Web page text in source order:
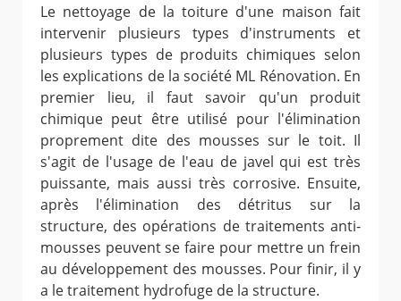
Le nettoyage de la toiture d'une maison fait
intervenir plusieurs types d'instruments et
plusieurs types de produits chimiques selon
les explications de la société ML Rénovation. En
premier lieu, il faut savoir qu'un produit
chimique peut être utilisé pour l'élimination
proprement dite des mousses sur le toit. Il
s'agit de l'usage de l'eau de javel qui est très
puissante, mais aussi très corrosive. Ensuite,
après l'élimination des détritus sur la
structure, des opérations de traitements anti-
mousses peuvent se faire pour mettre un frein
au développement des mousses. Pour finir, il y
a le traitement hydrofuge de la structure.